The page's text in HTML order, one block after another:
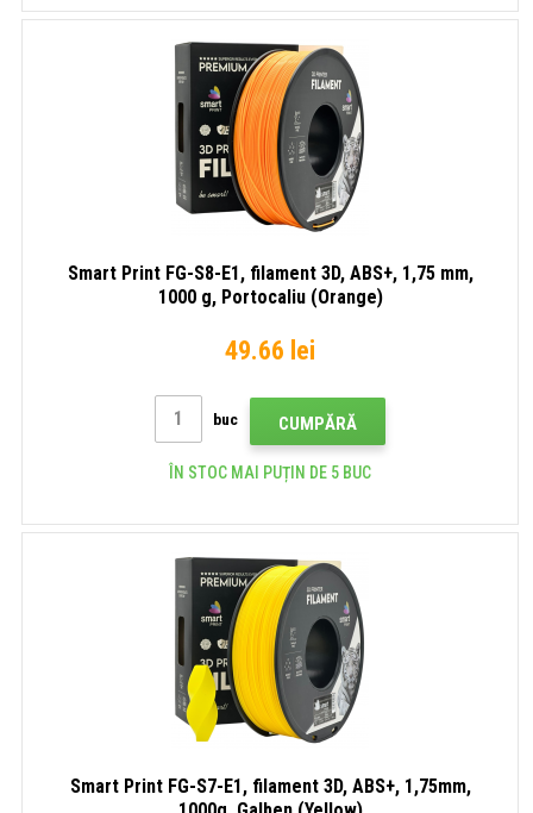
Smart Print FG-S8-E1, filament 3D, ABS+, 1,75 mm,
1000 g, Portocaliu (Orange)
49.66 lei
buc CUMPĂRĂ
ÎN STOC MAI PUȚIN DE 5 BUC
Smart Print FG-S7-E1, filament 3D, ABS+, 1,75mm,